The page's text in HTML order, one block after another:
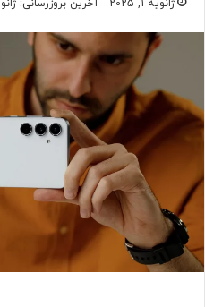
ژانویه 1, 2025 آخرین بروزرسانی: ژانویه 1,